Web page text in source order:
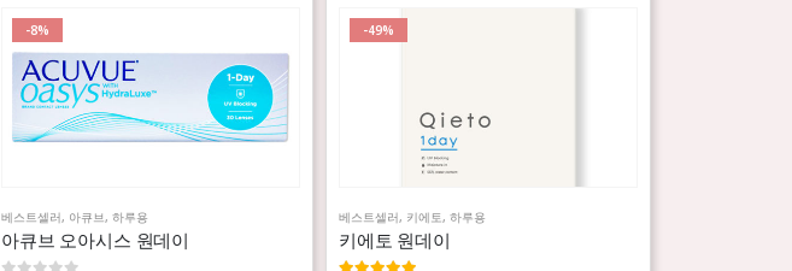
-8%
베스트셀러, 아큐브 , 하루용
아큐브 오아시스 원데이
-49%
베스트셀러, 키에토 , 하루용
키에토 원데이